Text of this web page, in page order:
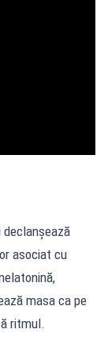
declanșează
asociat cu
masa ca pe
ritmul.